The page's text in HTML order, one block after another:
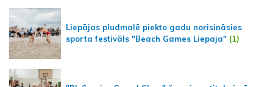
Liepājas pludmalē piekto gadu norisināsies
sporta festivāls "Beach Games Liepaja" (1)